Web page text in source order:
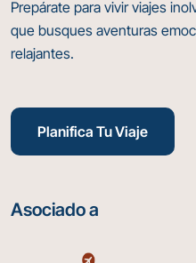
Prepárate para vivir viajes
que busques aventuras
relajantes.
Planifica Tu Viaje
Asociado a